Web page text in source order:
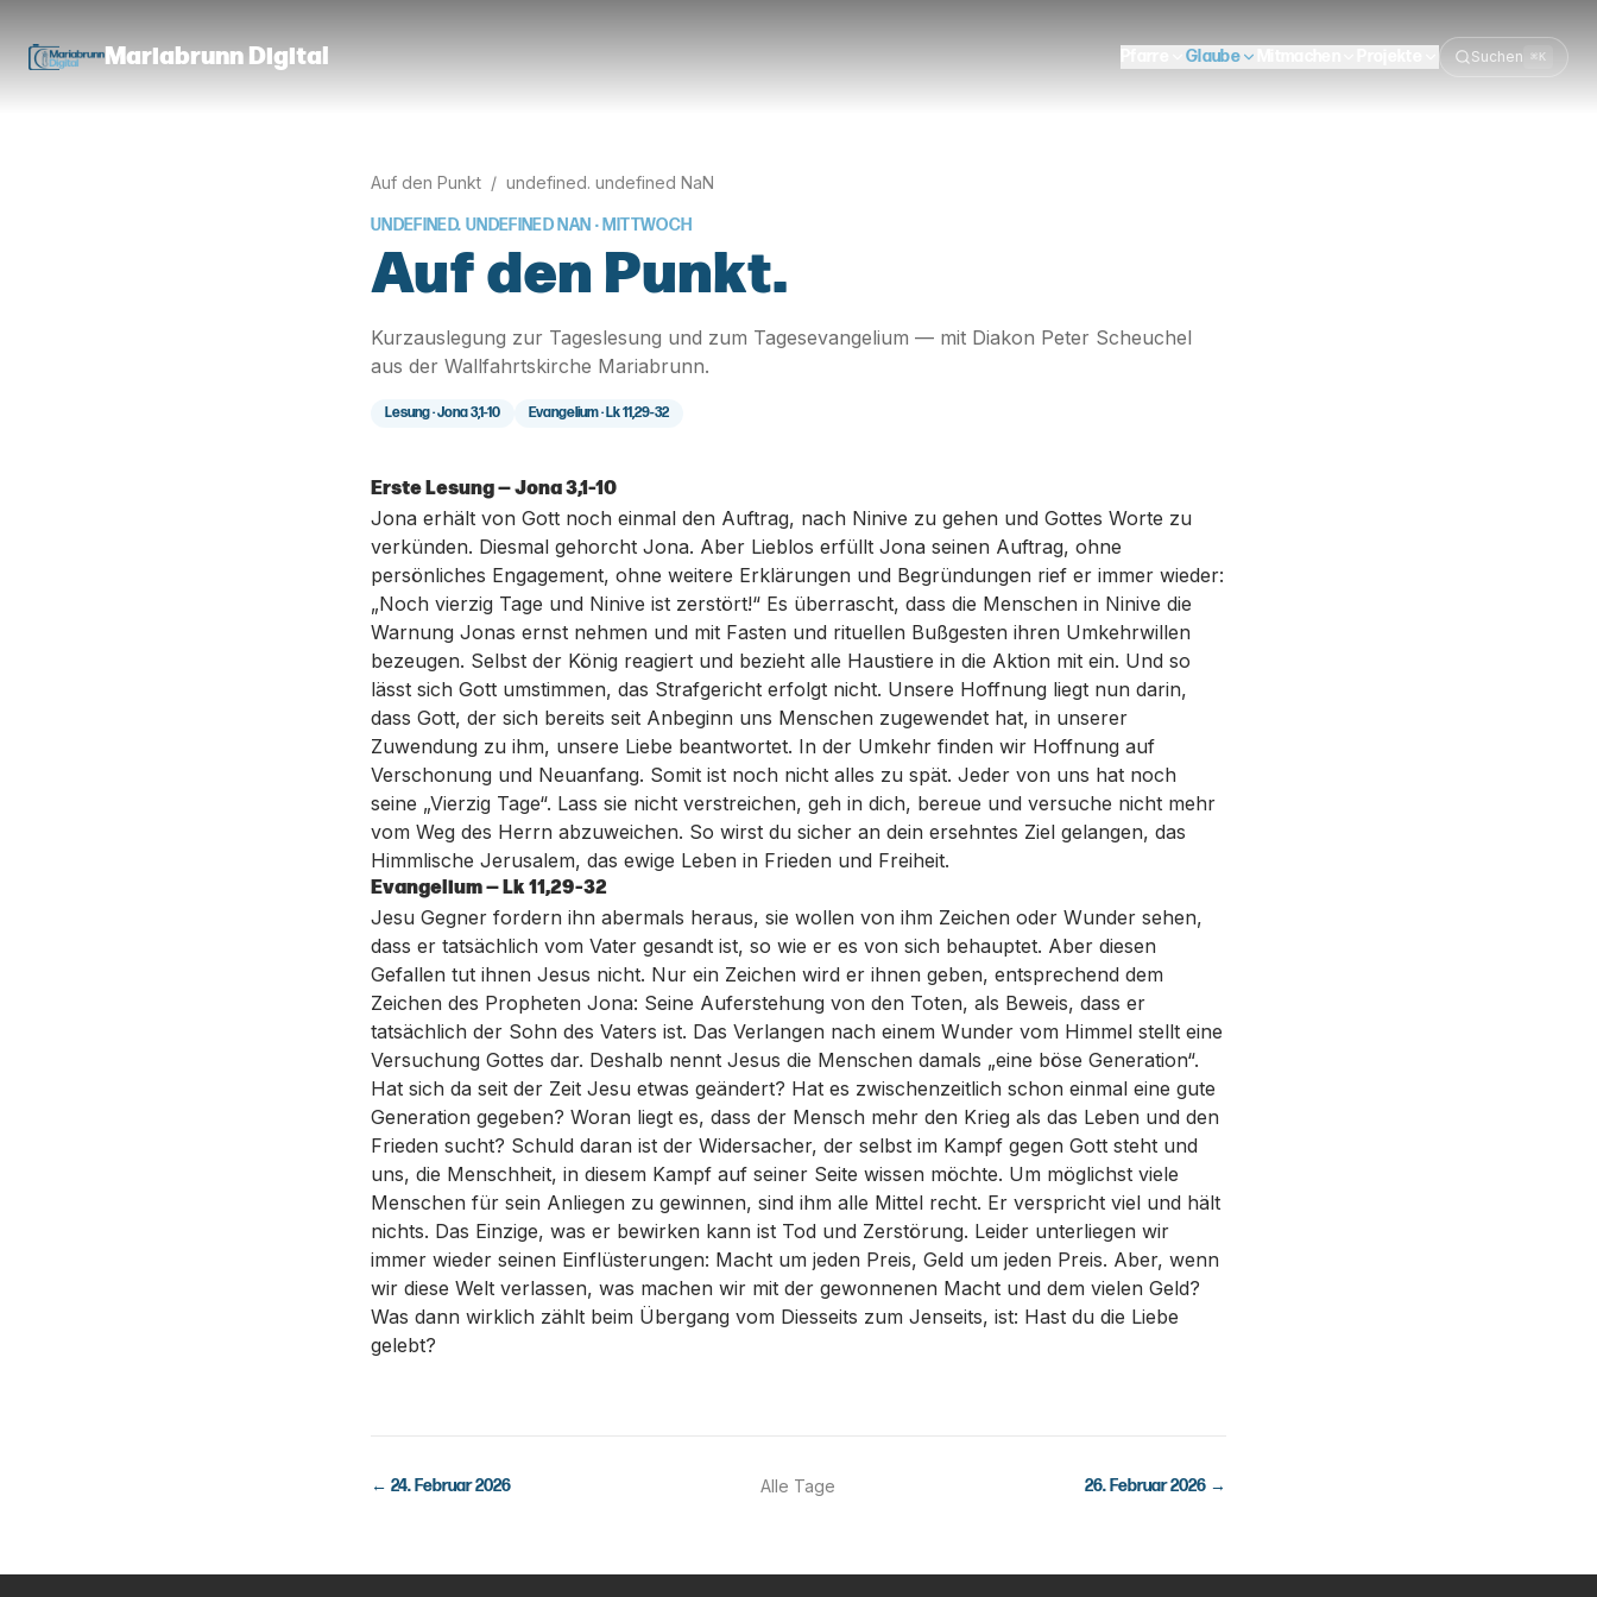
Mariabrunn Digital Glaube Suchen ⌘K
Auf den Punkt / undefined. undefined NaN
UNDEFINED. UNDEFINED NAN · MITTWOCH
Auf den Punkt.
Kurzauslegung zur Tageslesung und zum Tagesevangelium — mit Diakon Peter Scheuchel
aus der Wallfahrtskirche Mariabrunn.
Lesung ·Jona 3,1-10 Evangelium ·Lk 11,29-32
Erste Lesung — Jona 3,1-10
Jona erhält von Gott noch einmal den Auftrag, nach Ninive zu gehen und Gottes Worte zu
verkünden. Diesmal gehorcht Jona. Aber Lieblos erfüllt Jona seinen Auftrag, ohne
persönliches Engagement, ohne weitere Erklärungen und Begründungen rief er immer wieder:
„Noch vierzig Tage und Ninive ist zerstört!“ Es überrascht, dass die Menschen in Ninive die
Warnung Jonas ernst nehmen und mit Fasten und rituellen Bußgesten ihren Umkehrwillen
bezeugen. Selbst der König reagiert und bezieht alle Haustiere in die Aktion mit ein. Und so
lässt sich Gott umstimmen, das Strafgericht erfolgt nicht. Unsere Hoffnung liegt nun darin,
dass Gott, der sich bereits seit Anbeginn uns Menschen zugewendet hat, in unserer
Zuwendung zu ihm, unsere Liebe beantwortet. In der Umkehr finden wir Hoffnung auf
Verschonung und Neuanfang. Somit ist noch nicht alles zu spät. Jeder von uns hat noch
seine „Vierzig Tage“. Lass sie nicht verstreichen, geh in dich, bereue und versuche nicht mehr
vom Weg des Herrn abzuweichen. So wirst du sicher an dein ersehntes Ziel gelangen, das
Himmlische Jerusalem, das ewige Leben in Frieden und Freiheit.
Evangelium — Lk 11,29-32
Jesu Gegner fordern ihn abermals heraus, sie wollen von ihm Zeichen oder Wunder sehen,
dass er tatsächlich vom Vater gesandt ist, so wie er es von sich behauptet. Aber diesen
Gefallen tut ihnen Jesus nicht. Nur ein Zeichen wird er ihnen geben, entsprechend dem
Zeichen des Propheten Jona: Seine Auferstehung von den Toten, als Beweis, dass er
tatsächlich der Sohn des Vaters ist. Das Verlangen nach einem Wunder vom Himmel stellt eine
Versuchung Gottes dar. Deshalb nennt Jesus die Menschen damals „eine böse Generation“.
Hat sich da seit der Zeit Jesu etwas geändert? Hat es zwischenzeitlich schon einmal eine gute
Generation gegeben? Woran liegt es, dass der Mensch mehr den Krieg als das Leben und den
Frieden sucht? Schuld daran ist der Widersacher, der selbst im Kampf gegen Gott steht und
uns, die Menschheit, in diesem Kampf auf seiner Seite wissen möchte. Um möglichst viele
Menschen für sein Anliegen zu gewinnen, sind ihm alle Mittel recht. Er verspricht viel und hält
nichts. Das Einzige, was er bewirken kann ist Tod und Zerstörung. Leider unterliegen wir
immer wieder seinen Einflüsterungen: Macht um jeden Preis, Geld um jeden Preis. Aber, wenn
wir diese Welt verlassen, was machen wir mit der gewonnenen Macht und dem vielen Geld?
Was dann wirklich zählt beim Übergang vom Diesseits zum Jenseits, ist: Hast du die Liebe
gelebt?
← 24. Februar 2026 Alle Tage 26. Februar 2026 →